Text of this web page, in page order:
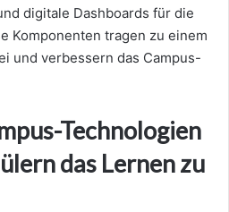
digitale Dashboards für die
Komponenten tragen zu einem
und verbessern das Campus-
Technologien
das Lernen zu